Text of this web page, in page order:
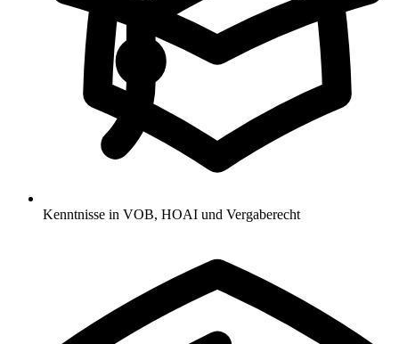
Kenntnisse in VOB, HOAI und Vergaberecht